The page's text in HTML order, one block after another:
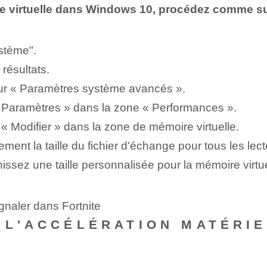
virtuelle dans Windows 10, procédez comme
« Paramètres système avancés ».
» dans la zone « Performances ».
Modifier » dans la zone de mémoire virtuelle.
la taille du fichier d'échange pour tous les
une taille personnalisée pour la mémoire
dans Fortnite